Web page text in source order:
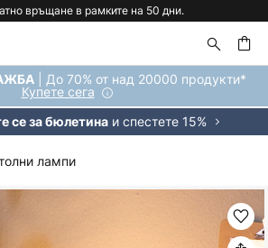
връщане в рамките на 50 дни.
| До 70% от над 20000 продукти*
Купете сега
се за бюлетинаи спестете 15%
лампи